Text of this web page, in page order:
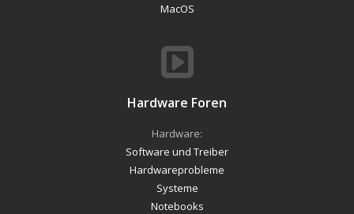
MacOS
Hardware Foren
Hardware:
Software und Treiber
Hardwareprobleme
Systeme
Notebooks